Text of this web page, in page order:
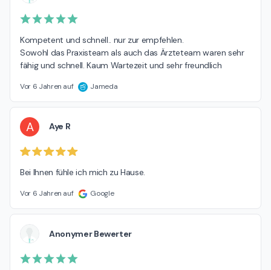
Kompetent und schnell.. nur zur empfehlen.
Sowohl das Praxisteam als auch das Ärzteteam waren sehr
fähig und schnell. Kaum Wartezeit und sehr freundlich
Vor 6 Jahren auf Jameda
A Aye R
Bei Ihnen fühle ich mich zu Hause.
Vor 6 Jahren auf Google
Anonymer Bewerter